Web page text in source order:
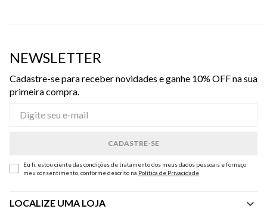
NEWSLETTER
Cadastre-se para receber novidades e ganhe 10% OFF na sua
primeira compra.
Eu li, estou ciente das condições de tratamento dos meus dados pessoais e forneço
meu consentimento, conforme descrito na Política de Privacidade
LOCALIZE UMA LOJA